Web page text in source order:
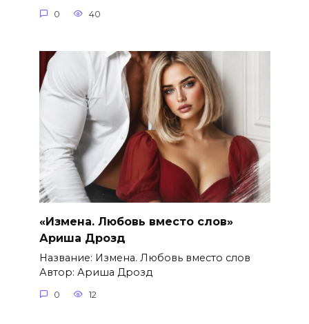
0 40
«Измена. Любовь вместо слов»
Ариша Дрозд
Название: Измена. Любовь вместо слов
Автор: Ариша Дрозд
0 12